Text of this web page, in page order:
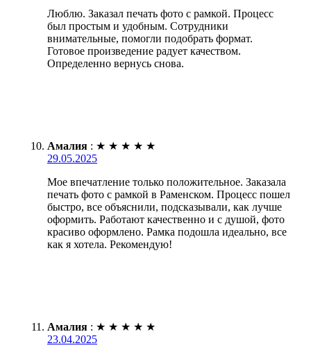
Люблю. Заказал печать фото с рамкой. Процесс
был простым и удобным. Сотрудники
внимательные, помогли подобрать формат.
Готовое произведение радует качеством.
Определенно вернусь снова.
Амалия : ★ ★ ★ ★ ★
29.05.2025
Мое впечатление только положительное. Заказала
печать фото с рамкой в Раменском. Процесс пошел
быстро, все объяснили, подсказывали, как лучше
оформить. Работают качественно и с душой, фото
красиво оформлено. Рамка подошла идеально, все
как я хотела. Рекомендую!
Амалия : ★ ★ ★ ★ ★
23.04.2025